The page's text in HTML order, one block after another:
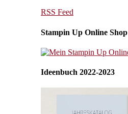
RSS Feed
Stampin Up Online Shop
Ideenbuch 2022-2023